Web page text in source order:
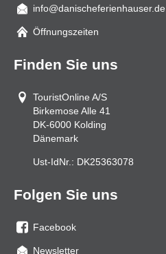
Mail
info@danischeferienhauser.de
Öffnungszeiten
Finden Sie uns
TouristOnline A/S
Birkemose Alle 41
DK-6000 Kolding
Dänemark
Ust-IdNr.: DK25363078
Folgen Sie uns
Sie
Facebook
Newsletter